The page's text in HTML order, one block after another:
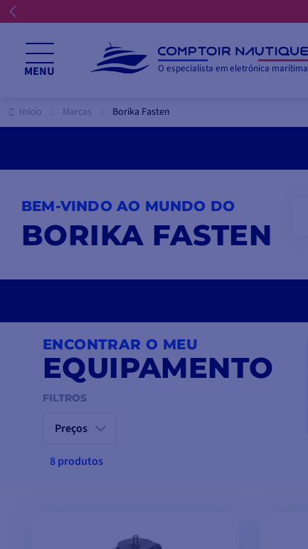
MENU O especialista em eletrónica marítima
Início Marcas Borika Fasten
BEM-VINDO AO MUNDO DO
BORIKA FASTEN
ENCONTRAR O MEU
EQUIPAMENTO
FILTROS
Preços
8 produtos